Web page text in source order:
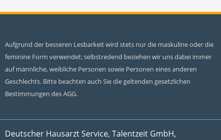
Aufgrund der besseren Lesbarkeit wird stets nur die maskuline oder die
feminine Form verwendet; selbstredend beziehen wir uns dabei immer
auf männliche, weibliche Personen sowie Personen eines anderen
Geschlechts. Bitte beachten auch Sie die geltenden gesetzlichen
Bestimmungen des AGG.
Deutscher Hausarzt Service, Talentzeit GmbH,